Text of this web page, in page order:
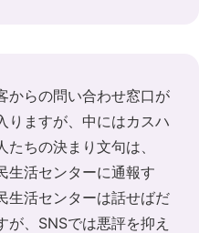
からの問い合わせ窓口が
りますが、中にはカスハ
ちの決まり文句は、
生活センターに通報す
生活センターは話せばだ
、SNSでは悪評を抑え